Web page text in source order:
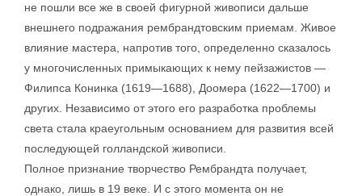
не пошли все же в своей фигурной живописи дальше
внешнего подражания рембрандтовским приемам. Живое
влияние мастера, напротив того, определенно сказалось
у многочисленных примыкающих к нему пейзажистов —
Филипса Конинка (1619—1688), Доомера (1622—1700) и
других. Независимо от этого его разработка проблемы
света стала краеугольным основанием для развития всей
последующей голландской живописи.
Полное признание творчество Рембрандта получает,
однако, лишь в 19 веке. И с этого момента он не